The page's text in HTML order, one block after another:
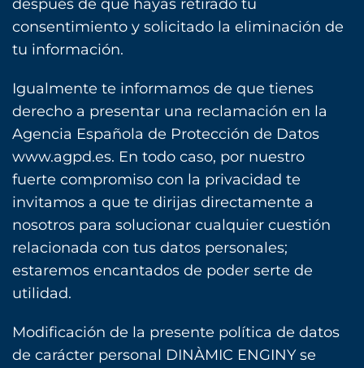
después de que hayas retirado tu
consentimiento y solicitado la eliminación de
tu información.
Igualmente te informamos de que tienes
derecho a presentar una reclamación en la
Agencia Española de Protección de Datos
www.agpd.es. En todo caso, por nuestro
fuerte compromiso con la privacidad te
invitamos a que te dirijas directamente a
nosotros para solucionar cualquier cuestión
relacionada con tus datos personales;
estaremos encantados de poder serte de
utilidad.
Modificación de la presente política de datos
de carácter personal DINÀMIC ENGINY se